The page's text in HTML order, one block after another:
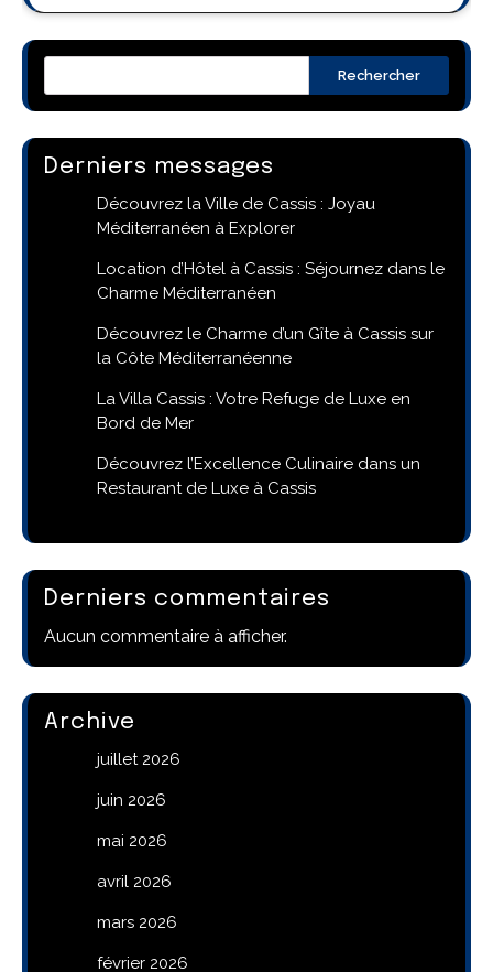
Rechercher
Derniers messages
Découvrez la Ville de Cassis : Joyau
Méditerranéen à Explorer
Location d’Hôtel à Cassis : Séjournez dans le
Charme Méditerranéen
Découvrez le Charme d’un Gîte à Cassis sur
la Côte Méditerranéenne
La Villa Cassis : Votre Refuge de Luxe en
Bord de Mer
Découvrez l’Excellence Culinaire dans un
Restaurant de Luxe à Cassis
Derniers commentaires
Aucun commentaire à afficher.
Archive
juillet 2026
juin 2026
mai 2026
avril 2026
mars 2026
février 2026